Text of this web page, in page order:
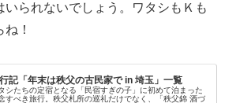
いられないでしょう。ワタシもＫも
！
記「年末は秩父の古民家で in 埼玉」一覧
シたちの定宿となる「民宿すぎの子」に初めて泊まった
すべき旅行。秩父札所の巡礼だけでなく、「秩父錦 酒づ